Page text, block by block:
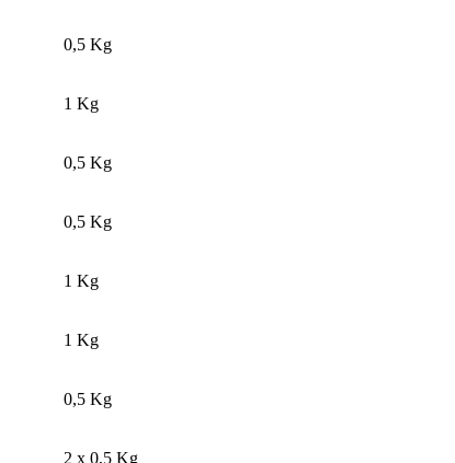
0,5 Kg
1 Kg
0,5 Kg
0,5 Kg
1 Kg
1 Kg
0,5 Kg
2 x 0,5 Kg